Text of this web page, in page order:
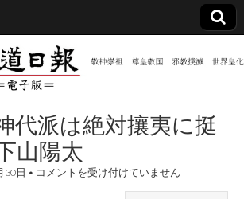
代派は絶対攘夷に挺
山陽太
30日 • 【寄
コメントを受け付けていません